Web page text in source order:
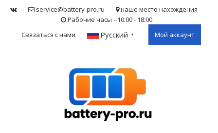
service@battery-pro.ru
наше место нахождения
Рабочие часы --10:00 - 18:00
Связаться с нами
Русский ▼ Мой аккаунт